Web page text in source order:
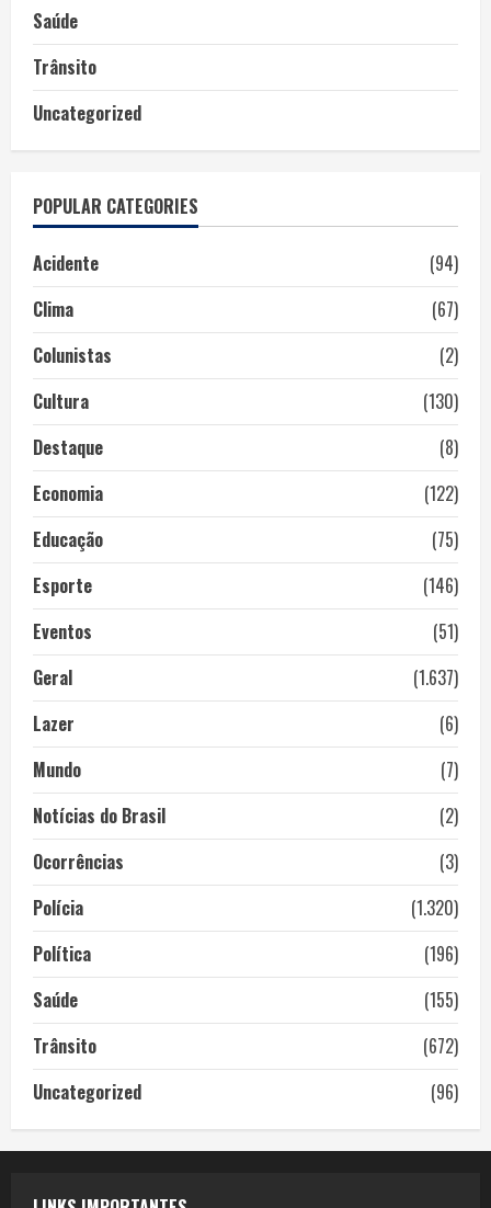
Saúde
Trânsito
Uncategorized
POPULAR CATEGORIES
Acidente
(94)
Clima
(67)
Colunistas
(2)
Cultura
(130)
Destaque
(8)
Economia
(122)
Educação
(75)
Esporte
(146)
Eventos
(51)
Geral
(1.637)
Lazer
(6)
Mundo
(7)
Notícias do Brasil
(2)
Ocorrências
(3)
Polícia
(1.320)
Política
(196)
Saúde
(155)
Trânsito
(672)
Uncategorized
(96)